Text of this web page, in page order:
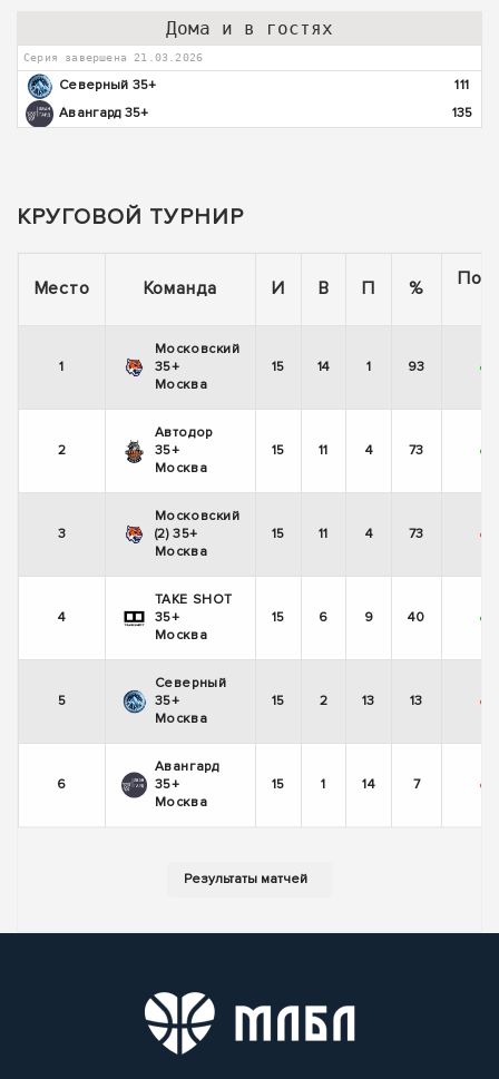
Дома и в гостях
Серия завершена 21.03.2026
Северный 35+
111
Авангард 35+
135
КРУГОВОЙ ТУРНИР
Место Команда И В П %
1
Московский
35+
Москва
15 14 1 93 +
2
Автодор
35+
Москва
15 11 4 73 +
3
Московский
(2) 35+
Москва
15 11 4 73 -
4
TAKE SHOT
35+
Москва
15 6 9 40 +
5
Северный
35+
Москва
15 2 13 13 -
6
Авангард
35+
Москва
15 1 14 7 -